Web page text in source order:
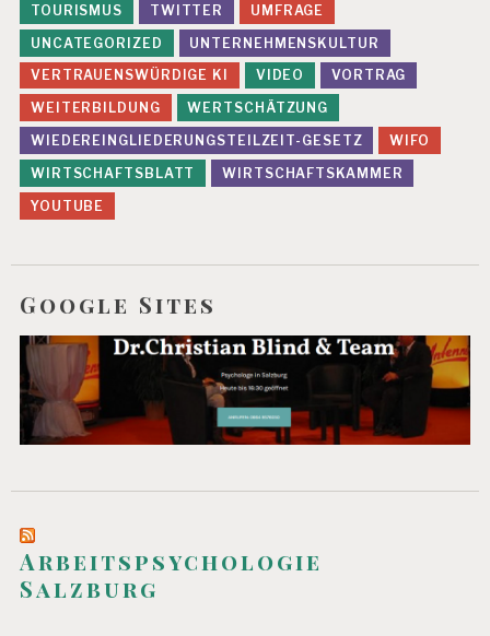
TOURISMUS
TWITTER
UMFRAGE
UNCATEGORIZED
UNTERNEHMENSKULTUR
VERTRAUENSWÜRDIGE KI
VIDEO
VORTRAG
WEITERBILDUNG
WERTSCHÄTZUNG
WIEDEREINGLIEDERUNGSTEILZEIT-GESETZ
WIFO
WIRTSCHAFTSBLATT
WIRTSCHAFTSKAMMER
YOUTUBE
Google Sites
Arbeitspsychologie
Salzburg